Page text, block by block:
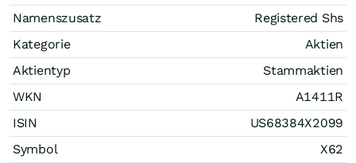
Namenszusatz
Registered Shs
Kategorie
Aktien
Aktientyp
Stammaktien
WKN
A1411R
ISIN
US68384X2099
Symbol
X62